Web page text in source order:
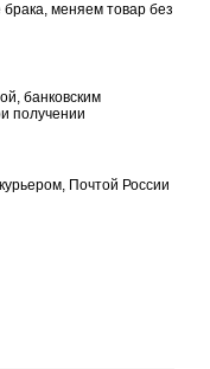
меняем товар без
банковским
получении
Почтой России